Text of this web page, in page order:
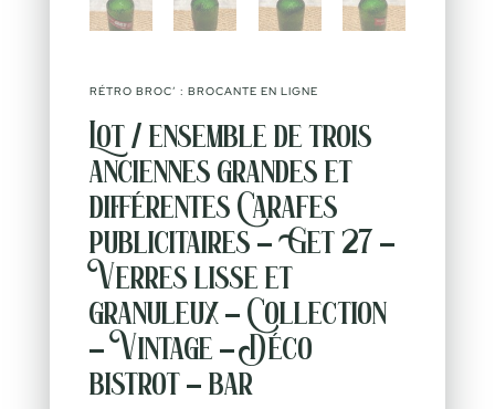
RÉTRO BROC’ : BROCANTE EN LIGNE
Lot / ensemble de trois
anciennes grandes et
différentes Carafes
publicitaires – Get 27 –
Verres lisse et
granuleux – Collection
– Vintage – Déco
bistrot – bar